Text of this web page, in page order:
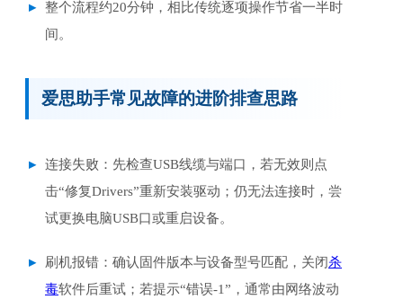
整个流程约20分钟，相比传统逐项操作节省一半时
间。
爱思助手常见故障的进阶排查思路
连接失败：先检查USB线缆与端口，若无效则点
击“修复Drivers”重新安装驱动；仍无法连接时，尝
试更换电脑USB口或重启设备。
刷机报错：确认固件版本与设备型号匹配，关闭杀
毒软件后重试；若提示“错误-1”，通常由网络波动